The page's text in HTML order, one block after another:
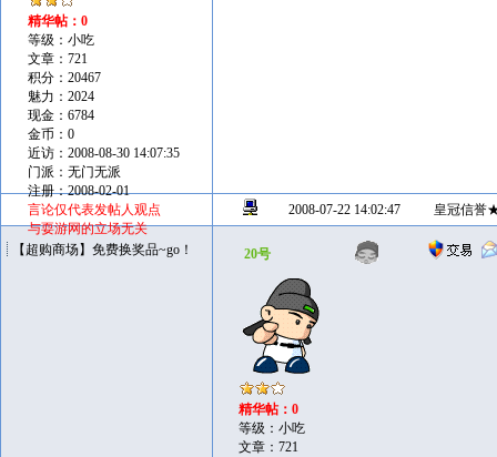
精华帖：0
等级：小吃
文章：721
积分：20467
魅力：2024
现金：6784
金币：0
近访：2008-08-30 14:07:35
门派：无门无派
注册：2008-02-01
言论仅代表发帖人观点
与耍游网的立场无关
【超购商场】免费换奖品~go！
2008-07-22 14:02:47 皇冠信誉
20号
精华帖：0
等级：小吃
文章：721